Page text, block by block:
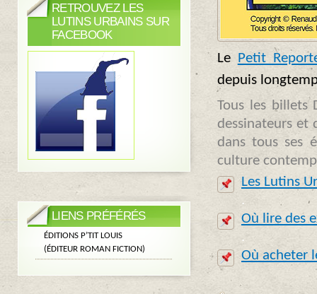
Le
Petit
depuis
Tous les billets
dessinateurs et
dans tous ses
culture
Les Lutins
.
Où lire des
.
Où acheter
RETROUVEZ LES
LUTINS URBAINS SUR
FACEBOOK
LIENS PRÉFÉRÉS
ÉDITIONS P’TIT LOUIS
(ÉDITEUR ROMAN FICTION)